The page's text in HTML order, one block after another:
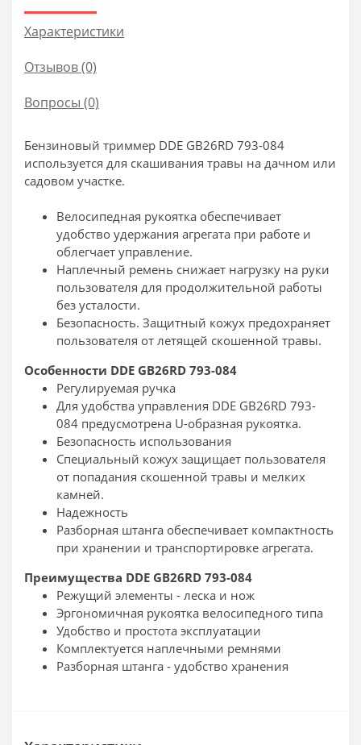
Характеристики
Отзывов (0)
Вопросы (0)
Бензиновый триммер DDE GB26RD 793-084
используется для скашивания травы на дачном или
садовом участке.
Велосипедная рукоятка обеспечивает
удобство удержания агрегата при работе и
облегчает управление.
Наплечный ремень снижает нагрузку на руки
пользователя для продолжительной работы
без усталости.
Безопасность. Защитный кожух предохраняет
пользователя от летящей скошенной травы.
Особенности DDE GB26RD 793-084
Регулируемая ручка
Для удобства управления DDE GB26RD 793-
084 предусмотрена U-образная рукоятка.
Безопасность использования
Специальный кожух защищает пользователя
от попадания скошенной травы и мелких
камней.
Надежность
Разборная штанга обеспечивает компактность
при хранении и транспортировке агрегата.
Преимущества DDE GB26RD 793-084
Режущий элементы - леска и нож
Эргономичная рукоятка велосипедного типа
Удобство и простота эксплуатации
Комплектуется наплечными ремнями
Разборная штанга - удобство хранения